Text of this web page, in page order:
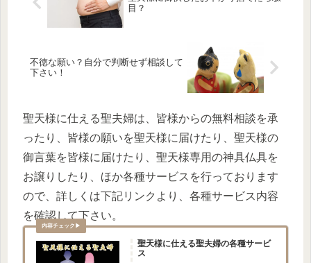
目？
不徳な願い？自分で判断せず相談して
下さい！
聖天様に仕える聖夫婦は、皆様からの無料相談を承
ったり、皆様の願いを聖天様に届けたり、聖天様の
御言葉を皆様に届けたり、聖天様専用の神具仏具を
お譲りしたり、ほか各種サービスを行っております
ので、詳しくは下記リンクより、各種サービス内容
を確認して下さい。
聖天様に仕える聖夫婦の各種サービ
ス